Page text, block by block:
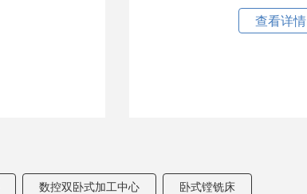
查看详情
数控双卧式加工中心 卧式镗铣床